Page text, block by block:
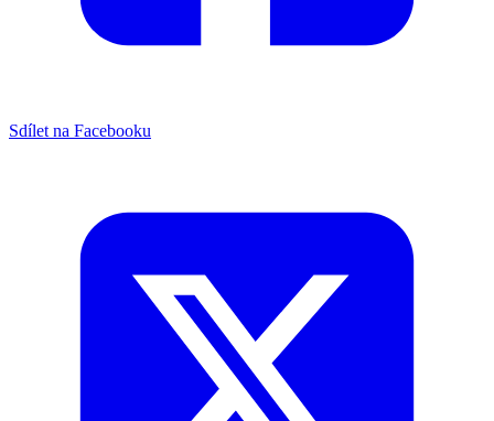
Sdílet na Facebooku